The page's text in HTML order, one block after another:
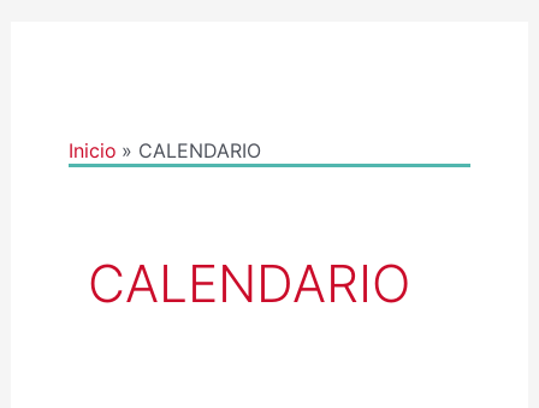
Inicio CALENDARIO
CALENDARIO